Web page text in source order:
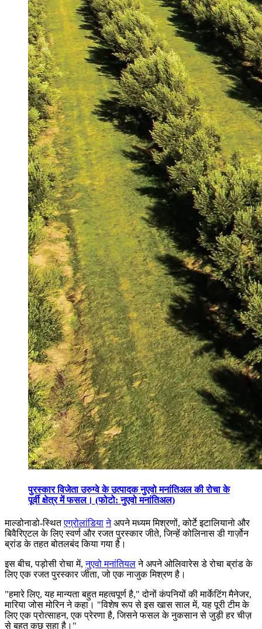
पुरस्कार विजेता उरुग्वे के उत्पादक नुएवो मनांतिअल की रोचा के
पूर्वी क्षेत्र में फसल। (फोटो: नुएवो मनांतिअल)
माल्डोनाडो-स्थितएग्रोलांडिया नेअपने मध्यम मिश्रणों, कोर्टे इटालियानो और
बिवैरिएटल के लिए स्वर्ण और रजत पुरस्कार जीते, जिन्हें कोलिनास डी गार्ज़ोन
ब्रांड के तहत बोतलबंद किया गया है।
इस बीच, पड़ोसी रोचा में,नुएवो मनांतियलने अपने ओलिवारेस डे रोचा ब्रांड के
लिए एक रजत पुरस्कार जीता, जो एक नाजुक मिश्रण है।
"हमारे लिए, यह मान्यता बहुत महत्वपूर्ण है," दोनों कंपनियों की मार्केटिंग मैनेजर,
मारिया जोस मोरिन ने कहा। "विशेष रूप से इस खास साल में, यह पूरी टीम के
लिए एक प्रोत्साहन, एक प्रेरणा है, जिसने फसल के नुकसान से जुड़ी हर चीज़
से बहुत कुछ सहा है।"